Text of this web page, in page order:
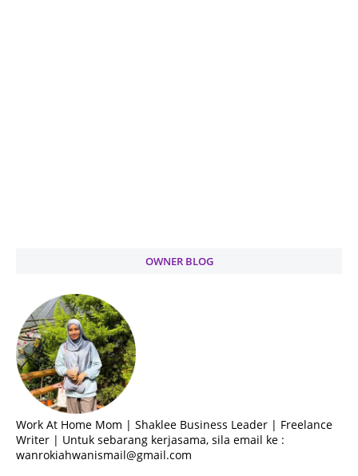
OWNER BLOG
Work At Home Mom | Shaklee Business Leader | Freelance
Writer | Untuk sebarang kerjasama, sila email ke :
wanrokiahwanismail@gmail.com